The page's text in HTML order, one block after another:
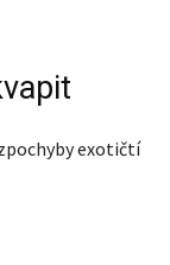
exotičtí